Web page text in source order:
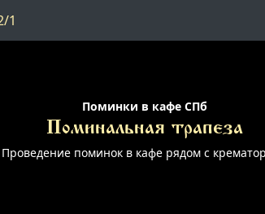
1
Поминки в кафе СПб
Поминальная трапеза
Проведение поминок в кафе рядом с